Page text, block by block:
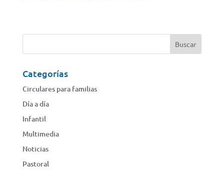
Categorías
Circulares para familias
Día a día
Infantil
Multimedia
Noticias
Pastoral